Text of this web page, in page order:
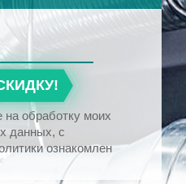
на обработку моих
данных, с
ознакомлен